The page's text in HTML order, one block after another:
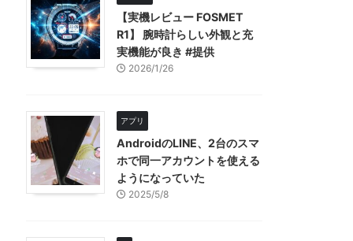
【実機レビュー FOSMET
R1】 腕時計らしい外観と充
実機能が良き #提供
2026/1/26
アプリ
AndroidのLINE、2台のスマ
ホで同一アカウントを使える
ようになっていた
2025/5/8